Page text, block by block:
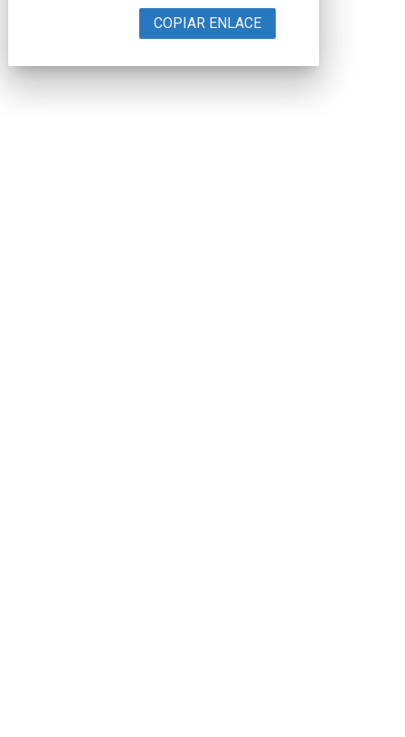
COPIAR ENLACE